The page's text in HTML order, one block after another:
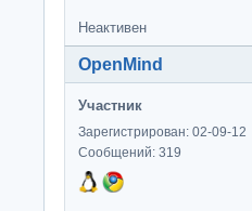
Неактивен
OpenMind
Участник
Зарегистрирован: 02-09-12
Сообщений: 319